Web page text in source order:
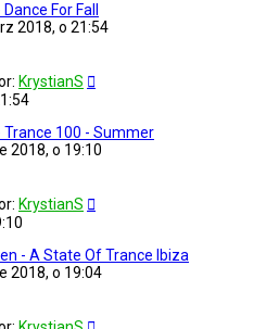
For Fall
2018, o 21:54
KrystianS
100 - Summer
2018, o 19:10
KrystianS
- A State Of Trance Ibiza
2018, o 19:04